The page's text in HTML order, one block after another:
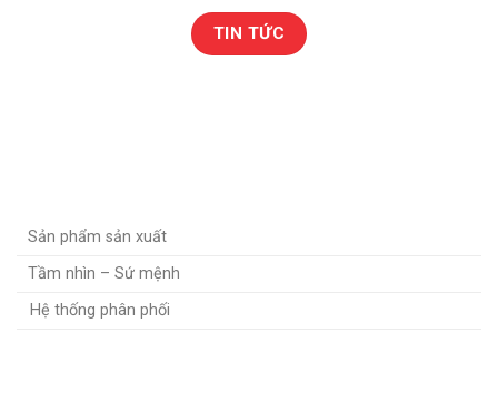
TIN TỨC
Sản phẩm sản xuất
Tầm nhìn – Sứ mệnh
Hệ thống phân phối